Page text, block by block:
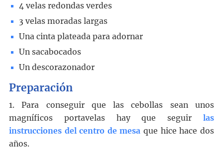
4 velas redondas verdes
3 velas moradas largas
Una cinta plateada para adornar
Un sacabocados
Un descorazonador
Preparación
1. Para conseguir que las cebollas sean unos
magníficos portavelas hay que seguirlas
instrucciones del centro de mesa que hice hace dos
años.